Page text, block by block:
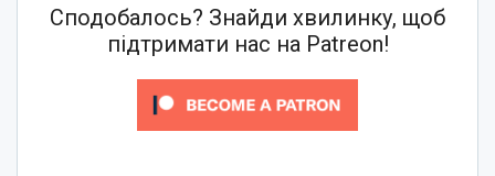
Сподобалось? Знайди хвилинку, щоб
підтримати нас на Patreon!